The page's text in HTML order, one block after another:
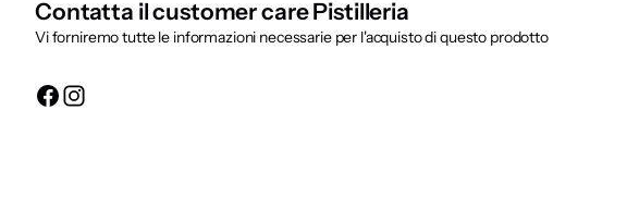
Contatta il customer care Pistilleria
Vi forniremo tutte le informazioni necessarie per l'acquisto di questo prodotto